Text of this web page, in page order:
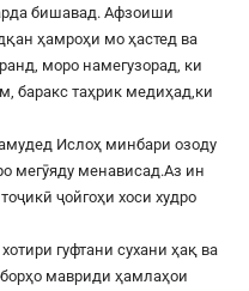
бишавад. Афзоиши
ҳамроҳи мо ҳастед ва
моро намегузорад, ки
баракс таҳрик медиҳад,ки
Ислоҳ минбари озоду
мегӯяду менависад.Аз ин
ҷойгоҳи хоси худро
гуфтани сухани ҳақ ва
мавриди ҳамлаҳои